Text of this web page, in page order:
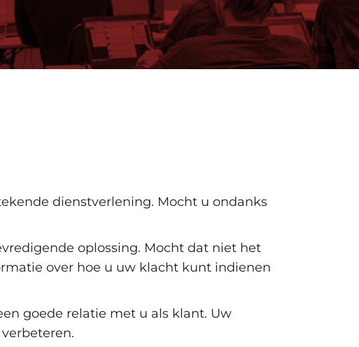
dienstverlening. Mocht u ondanks
oplossing. Mocht dat niet het
over hoe u uw klacht kunt indienen
goede relatie met u als klant. Uw